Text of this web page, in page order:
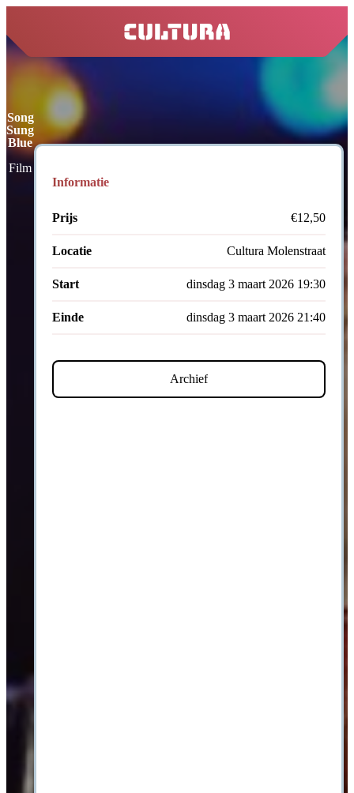
home
Song
Sung
Blue
Film
Informatie
Prijs €12,50
Locatie Cultura Molenstraat
Start dinsdag 3 maart 2026 19:30
Einde dinsdag 3 maart 2026 21:40
Archief